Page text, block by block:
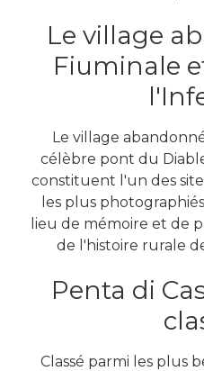
Le village
Fiuminale
Le village
célèbre pont du
constituent l'un des
les plus
lieu de mémoire et de
de l'histoire rurale
Penta di
Classé parmi les plus